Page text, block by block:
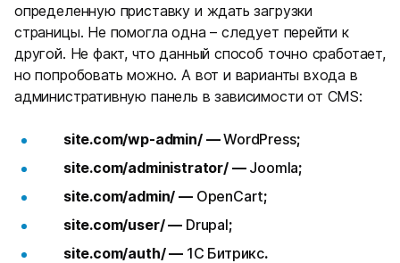
определенную приставку и ждать загрузки
страницы. Не помогла одна – следует перейти к
другой. Не факт, что данный способ точно сработает,
но попробовать можно. А вот и варианты входа в
административную панель в зависимости от CMS:
site.com/wp-admin/ —WordPress;
site.com/administrator/ — Joomla;
site.com/admin/ — OpenCart;
site.com/user/ — Drupal;
site.com/auth/ — 1С Битрикс.